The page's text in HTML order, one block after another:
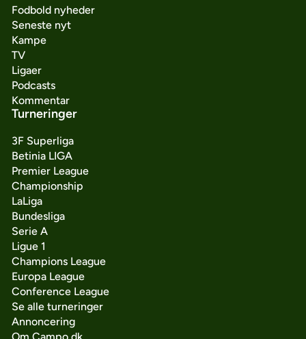
Fodbold nyheder
Seneste nyt
Kampe
TV
Ligaer
Podcasts
Kommentar
Turneringer
3F Superliga
Betinia LIGA
Premier League
Championship
LaLiga
Bundesliga
Serie A
Ligue 1
Champions League
Europa League
Conference League
Se alle turneringer
Annoncering